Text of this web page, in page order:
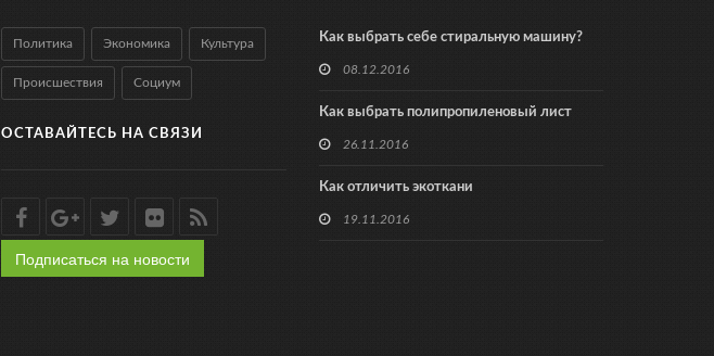
Политика Экономика Культура
Происшествия Социум
ОСТАВАЙТЕСЬ НА СВЯЗИ
Подписаться на новости
Как выбрать себе стиральную машину?
08.12.2016
Как выбрать полипропиленовый лист
26.11.2016
Как отличить экоткани
19.11.2016